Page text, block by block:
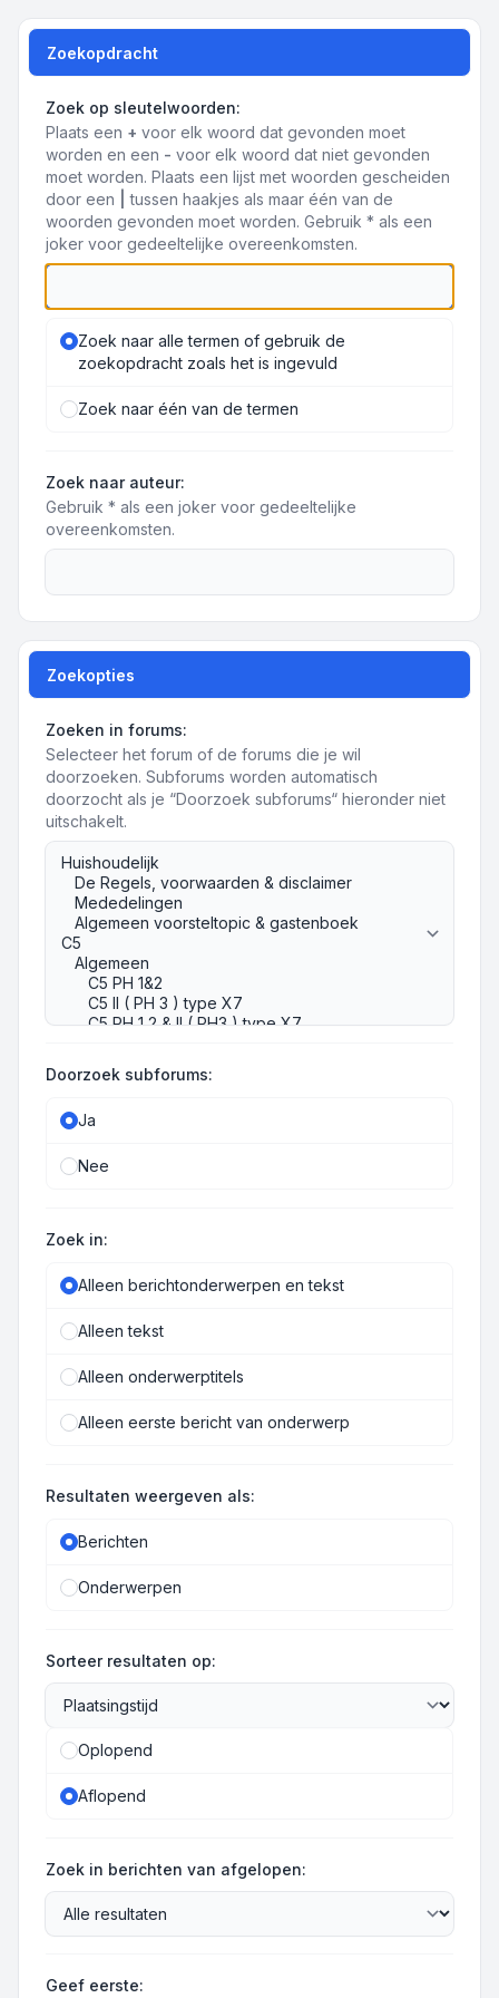
Zoekopdracht
Zoek op sleutelwoorden:
Plaats een + voor elk woord dat gevonden moet
worden en een - voor elk woord dat niet gevonden
moet worden. Plaats een lijst met woorden gescheiden
door een
tussen haakjes als maar één van de
woorden gevonden moet worden. Gebruik * als een
joker voor gedeeltelijke overeenkomsten.
Zoek naar alle termen of gebruik de
zoekopdracht zoals het is ingevuld
Zoek naar één van de termen
Zoek naar auteur:
Gebruik * als een joker voor gedeeltelijke
overeenkomsten.
Zoekopties
Zoeken in forums:
Selecteer het forum of de forums die je wil
doorzoeken. Subforums worden automatisch
doorzocht als je “Doorzoek subforums“ hieronder niet
uitschakelt.
Doorzoek subforums:
Ja
Nee
Zoek in:
Alleen berichtonderwerpen en tekst
Alleen tekst
Alleen onderwerptitels
Alleen eerste bericht van onderwerp
Resultaten weergeven als:
Berichten
Onderwerpen
Sorteer resultaten op:
Oplopend
Aflopend
Zoek in berichten van afgelopen:
Geef eerste: